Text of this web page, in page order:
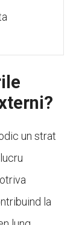
un strat
la